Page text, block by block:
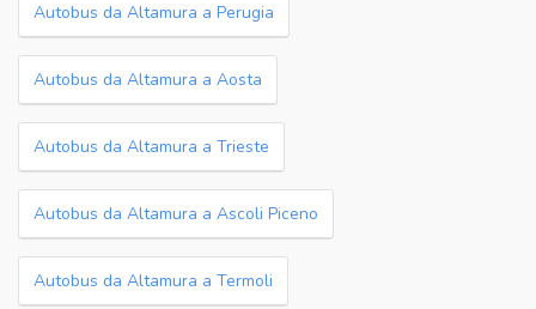
Autobus da Altamura a Perugia
Autobus da Altamura a Aosta
Autobus da Altamura a Trieste
Autobus da Altamura a Ascoli Piceno
Autobus da Altamura a Termoli